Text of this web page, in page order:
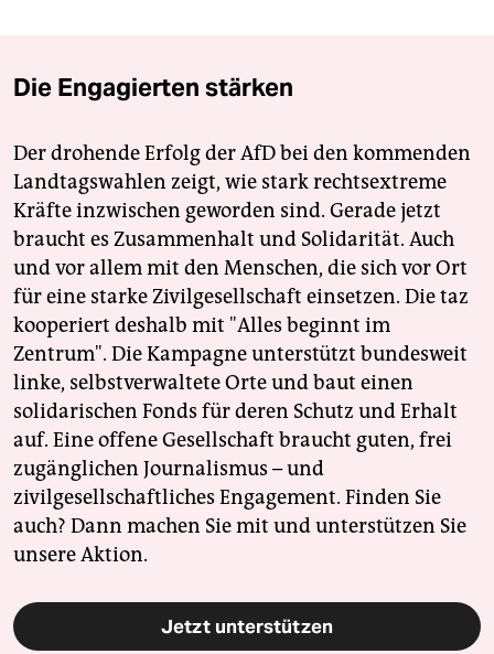
Die Engagierten stärken
Der drohende Erfolg der AfD bei den kommenden
Landtagswahlen zeigt, wie stark rechtsextreme
Kräfte inzwischen geworden sind. Gerade jetzt
braucht es Zusammenhalt und Solidarität. Auch
und vor allem mit den Menschen, die sich vor Ort
für eine starke Zivilgesellschaft einsetzen. Die taz
kooperiert deshalb mit "Alles beginnt im
Zentrum". Die Kampagne unterstützt bundesweit
linke, selbstverwaltete Orte und baut einen
solidarischen Fonds für deren Schutz und Erhalt
auf. Eine offene Gesellschaft braucht guten, frei
zugänglichen Journalismus – und
zivilgesellschaftliches Engagement. Finden Sie
auch? Dann machen Sie mit und unterstützen Sie
unsere Aktion.
Jetzt unterstützen